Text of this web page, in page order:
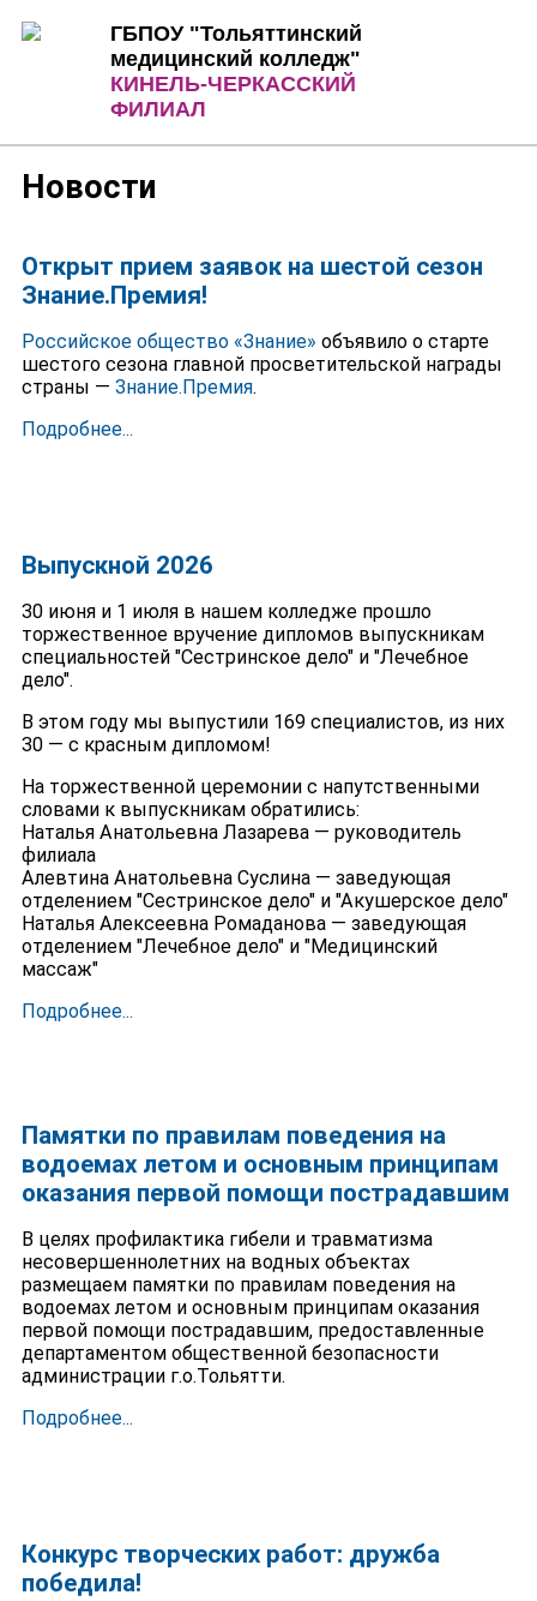
ГБПОУ "Тольяттинский
медицинский колледж"
КИНЕЛЬ-ЧЕРКАССКИЙ
ФИЛИАЛ
Новости
Открыт прием заявок на шестой сезон
Знание.Премия!
Российское общество «Знание» объявило о старте
шестого сезона главной просветительской награды
страны — Знание.Премия.
Подробнее...
Выпускной 2026
30 июня и 1 июля в нашем колледже прошло
торжественное вручение дипломов выпускникам
специальностей "Сестринское дело" и "Лечебное
дело".
В этом году мы выпустили 169 специалистов, из них
30 — с красным дипломом!
На торжественной церемонии с напутственными
словами к выпускникам обратились:
Наталья Анатольевна Лазарева — руководитель
филиала
Алевтина Анатольевна Суслина — заведующая
отделением "Сестринское дело" и "Акушерское дело"
Наталья Алексеевна Ромаданова — заведующая
отделением "Лечебное дело" и "Медицинский
массаж"
Подробнее...
Памятки по правилам поведения на
водоемах летом и основным принципам
оказания первой помощи пострадавшим
В целях профилактика гибели и травматизма
несовершеннолетних на водных объектах
размещаем памятки по правилам поведения на
водоемах летом и основным принципам оказания
первой помощи пострадавшим, предоставленные
департаментом общественной безопасности
администрации г.о.Тольятти.
Подробнее...
Конкурс творческих работ: дружба
победила!